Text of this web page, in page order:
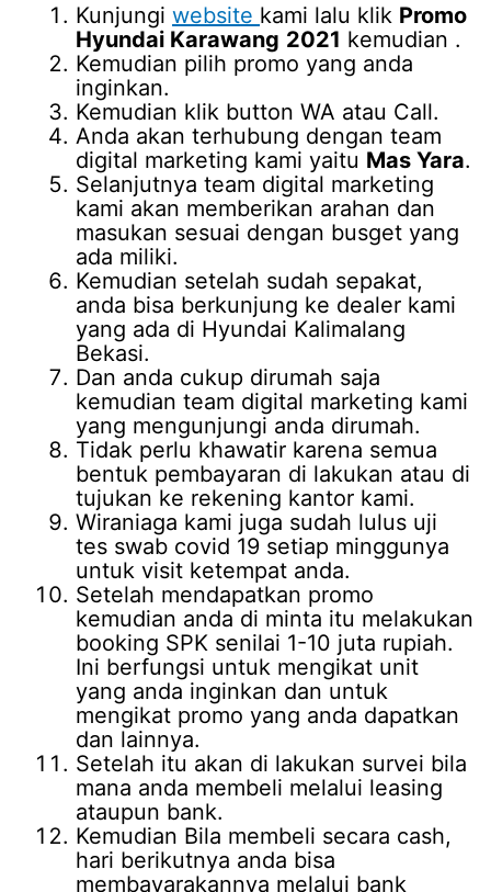
Kunjungiwebsite kami lalu klik Promo
Hyundai Karawang 2021 kemudian .
Kemudian pilih promo yang anda
inginkan.
Kemudian klik button WA atau Call.
Anda akan terhubung dengan team
digital marketing kami yaitu Mas Yara.
Selanjutnya team digital marketing
kami akan memberikan arahan dan
masukan sesuai dengan busget yang
ada miliki.
Kemudian setelah sudah sepakat,
anda bisa berkunjung ke dealer kami
yang ada di Hyundai Kalimalang
Bekasi.
Dan anda cukup dirumah saja
kemudian team digital marketing kami
yang mengunjungi anda dirumah.
Tidak perlu khawatir karena semua
bentuk pembayaran di lakukan atau di
tujukan ke rekening kantor kami.
Wiraniaga kami juga sudah lulus uji
tes swab covid 19 setiap minggunya
untuk visit ketempat anda.
Setelah mendapatkan promo
kemudian anda di minta itu melakukan
booking SPK senilai 1-10 juta rupiah.
Ini berfungsi untuk mengikat unit
yang anda inginkan dan untuk
mengikat promo yang anda dapatkan
dan lainnya.
Setelah itu akan di lakukan survei bila
mana anda membeli melalui leasing
ataupun bank.
Kemudian Bila membeli secara cash,
hari berikutnya anda bisa
membayarakannya melalui bank